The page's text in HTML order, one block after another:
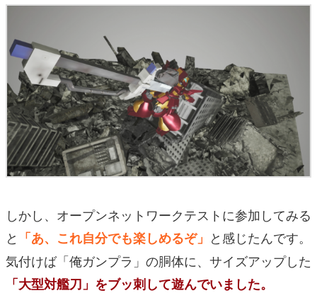
しかし、オープンネットワークテストに参加してみる
と 「あ、これ自分でも楽しめるぞ」 と感じたんです。
気付けば「俺ガンプラ」の胴体に、サイズアップした
「大型対艦刀」をブッ刺して遊んでいました。